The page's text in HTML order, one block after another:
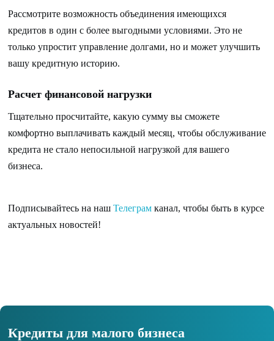
Рассмотрите возможность объединения имеющихся
кредитов в один с более выгодными условиями. Это не
только упростит управление долгами, но и может улучшить
вашу кредитную историю.
Расчет финансовой нагрузки
Тщательно просчитайте, какую сумму вы сможете
комфортно выплачивать каждый месяц, чтобы обслуживание
кредита не стало непосильной нагрузкой для вашего
бизнеса.
Подписывайтесь на наш Телеграм канал, чтобы быть в курсе
актуальных новостей!
Кредиты для малого бизнеса